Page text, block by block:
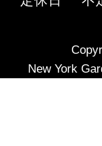
New York